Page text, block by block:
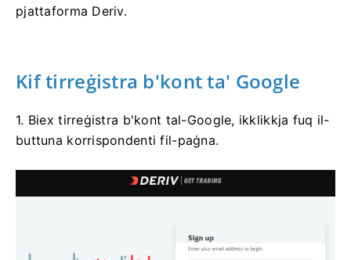
pjattaforma Deriv.
Kif tirreġistra b'kont ta' Google
1. Biex tirreġistra b'kont tal-Google, ikklikkja fuq il-
buttuna korrispondenti fil-paġna.